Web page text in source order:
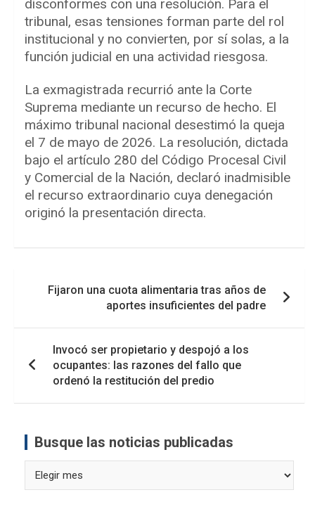
disconformes con una resolución. Para el
tribunal, esas tensiones forman parte del rol
institucional y no convierten, por sí solas, a la
función judicial en una actividad riesgosa.
La exmagistrada recurrió ante la Corte
Suprema mediante un recurso de hecho. El
máximo tribunal nacional desestimó la queja
el 7 de mayo de 2026. La resolución, dictada
bajo el artículo 280 del Código Procesal Civil
y Comercial de la Nación, declaró inadmisible
el recurso extraordinario cuya denegación
originó la presentación directa.
Fijaron una cuota alimentaria tras años de
aportes insuficientes del padre
Invocó ser propietario y despojó a los
ocupantes: las razones del fallo que
ordenó la restitución del predio
Busque las noticias publicadas
las